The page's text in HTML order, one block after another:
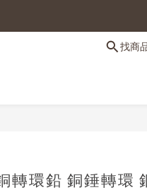
找商
轉環鉛 銅錘轉環